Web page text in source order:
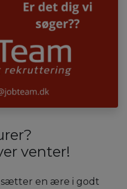
venter!
sætter en ære i godt